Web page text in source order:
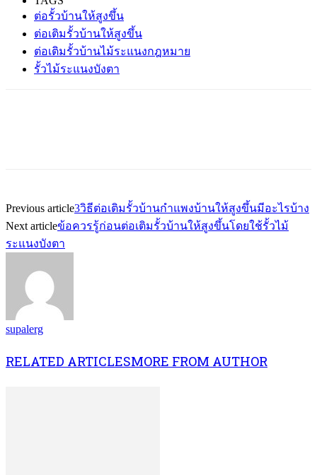
ต่อรั้วบ้านให้สูงขึ้น
ต่อเติมรั้วบ้านให้สูงขึ้น
ต่อเติมรั้วบ้านไม้ระแนงกฎหมาย
รั้วไม้ระแนงบังตา
Previous article3วิธีต่อเติมรั้วบ้านกำแพงบ้านให้สูงขึ้นมีอะไรบ้าง
Next articleข้อควรรู้ก่อนต่อเติมรั้วบ้านให้สูงขึ้นโดยใช้รั้วไม้
ระแนงบังตา
supalerg
RELATED ARTICLESMORE FROM AUTHOR